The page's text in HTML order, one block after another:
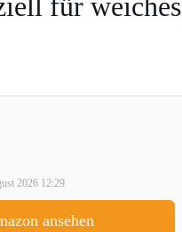
2026 12:29
ansehen